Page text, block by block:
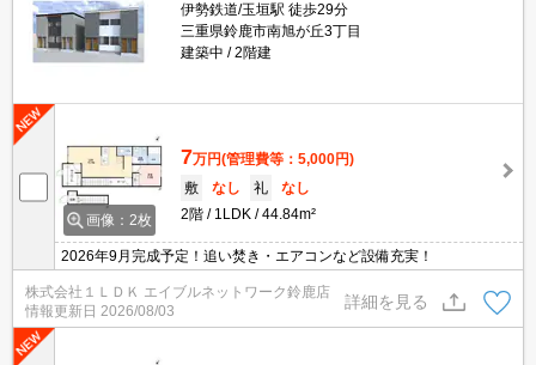
伊勢鉄道/玉垣駅 徒歩29分
三重県鈴鹿市南旭が丘3丁目
建築中
2階建
画像：2枚
7万円(管理費等：5,000円)
敷
なし 礼
なし
2階
1LDK 44.84m²
2026年9月完成予定！追い焚き・エアコンなど設備充実！
株式会社１ＬＤＫ エイブルネットワーク鈴鹿店
情報更新日 2026/08/03
詳細を見る